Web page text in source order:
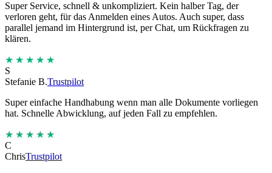
Super Service, schnell & unkompliziert. Kein halber Tag, der
verloren geht, für das Anmelden eines Autos. Auch super, dass
parallel jemand im Hintergrund ist, per Chat, um Rückfragen zu
klären.
★★★★★
S
Stefanie B.Trustpilot
Super einfache Handhabung wenn man alle Dokumente vorliegen
hat. Schnelle Abwicklung, auf jeden Fall zu empfehlen.
★★★★★
C
ChrisTrustpilot